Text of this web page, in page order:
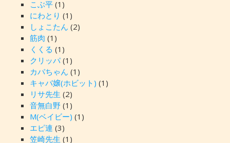
こぶ平(1)
にわとり (1)
しょこたん (2)
筋肉 (1)
くくる (1)
クリッパ(1)
カバちゃん (1)
キャバ嬢(ホビット) (1)
リサ先生 (2)
音無白野(1)
M(ベイビー) (1)
エピ連 (3)
笠崎先生 (1)